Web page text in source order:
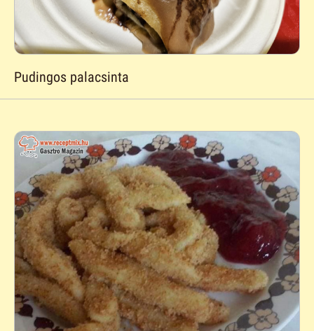
Pudingos palacsinta